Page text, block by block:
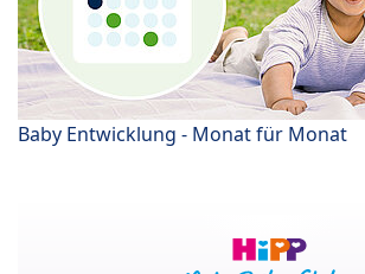
Baby Entwicklung - Monat für Monat